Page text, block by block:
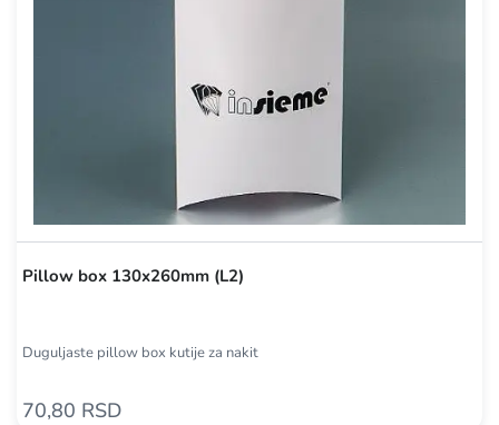
Pillow box 130x260mm (L2)
Duguljaste pillow box kutije za nakit
70,80 RSD